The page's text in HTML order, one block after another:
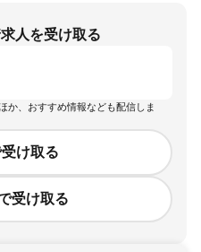
人を受け取る
か、おすすめ情報なども配信しま
け取る
受け取る